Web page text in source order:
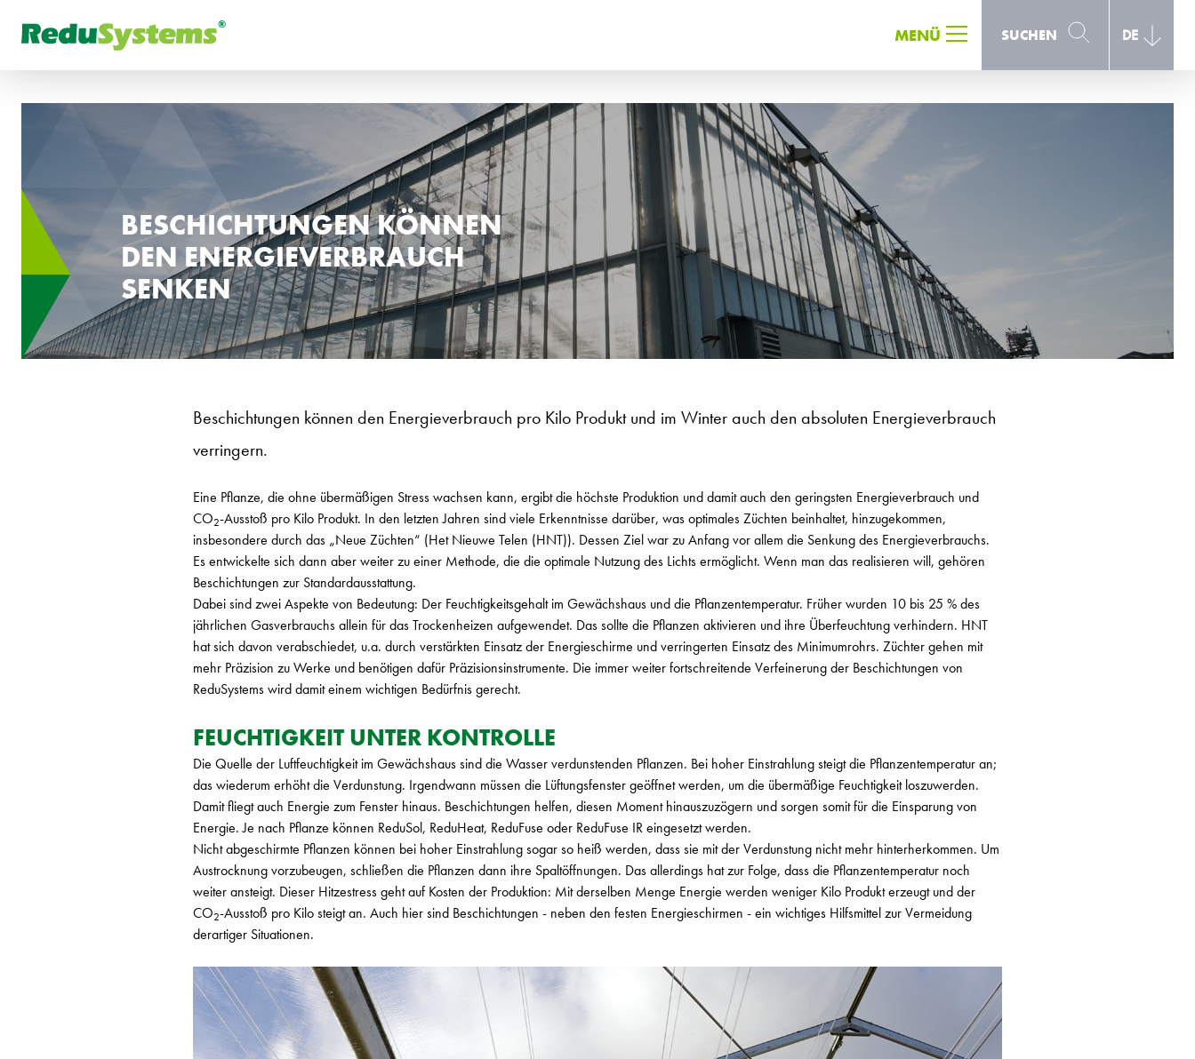
MENÜ SUCHEN DE
Was suchen Sie? SUCHEN
BESCHICHTUNGEN KÖNNEN
DEN ENERGIEVERBRAUCH
SENKEN
Beschichtungen können den Energieverbrauch pro Kilo Produkt und im Winter auch den absoluten Energieverbrauch
verringern.
Eine Pflanze, die ohne übermäßigen Stress wachsen kann, ergibt die höchste Produktion und damit auch den geringsten Energieverbrauch und
CO2-Ausstoß pro Kilo Produkt. In den letzten Jahren sind viele Erkenntnisse darüber, was optimales Züchten beinhaltet, hinzugekommen,
insbesondere durch das „Neue Züchten“ (Het Nieuwe Telen (HNT)). Dessen Ziel war zu Anfang vor allem die Senkung des Energieverbrauchs.
Es entwickelte sich dann aber weiter zu einer Methode, die die optimale Nutzung des Lichts ermöglicht. Wenn man das realisieren will, gehören
Beschichtungen zur Standardausstattung.
Dabei sind zwei Aspekte von Bedeutung: Der Feuchtigkeitsgehalt im Gewächshaus und die Pflanzentemperatur. Früher wurden 10 bis 25 % des
jährlichen Gasverbrauchs allein für das Trockenheizen aufgewendet. Das sollte die Pflanzen aktivieren und ihre Überfeuchtung verhindern. HNT
hat sich davon verabschiedet, u.a. durch verstärkten Einsatz der Energieschirme und verringerten Einsatz des Minimumrohrs. Züchter gehen mit
mehr Präzision zu Werke und benötigen dafür Präzisionsinstrumente. Die immer weiter fortschreitende Verfeinerung der Beschichtungen von
ReduSystems wird damit einem wichtigen Bedürfnis gerecht.
FEUCHTIGKEIT UNTER KONTROLLE
Die Quelle der Luftfeuchtigkeit im Gewächshaus sind die Wasser verdunstenden Pflanzen. Bei hoher Einstrahlung steigt die Pflanzentemperatur an;
das wiederum erhöht die Verdunstung. Irgendwann müssen die Lüftungsfenster geöffnet werden, um die übermäßige Feuchtigkeit loszuwerden.
Damit fliegt auch Energie zum Fenster hinaus. Beschichtungen helfen, diesen Moment hinauszuzögern und sorgen somit für die Einsparung von
Energie. Je nach Pflanze können ReduSol, ReduHeat, ReduFuse oder ReduFuse IR eingesetzt werden.
Nicht abgeschirmte Pflanzen können bei hoher Einstrahlung sogar so heiß werden, dass sie mit der Verdunstung nicht mehr hinterherkommen. Um
Austrocknung vorzubeugen, schließen die Pflanzen dann ihre Spaltöffnungen. Das allerdings hat zur Folge, dass die Pflanzentemperatur noch
weiter ansteigt. Dieser Hitzestress geht auf Kosten der Produktion: Mit derselben Menge Energie werden weniger Kilo Produkt erzeugt und der
CO2-Ausstoß pro Kilo steigt an. Auch hier sind Beschichtungen - neben den festen Energieschirmen - ein wichtiges Hilfsmittel zur Vermeidung
derartiger Situationen.